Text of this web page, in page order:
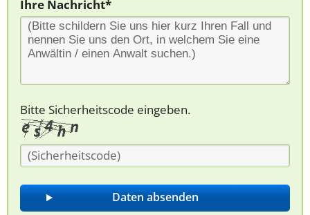
Ihre Nachricht*
Bitte Sicherheitscode eingeben.